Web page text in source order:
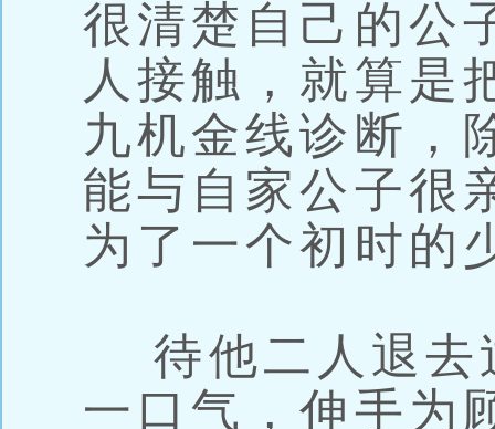
很清楚自己的公
人接触，就算是
九机金线诊断，
能与自家公子很
为了一个初时的
待他二人退去
一口气，伸手为